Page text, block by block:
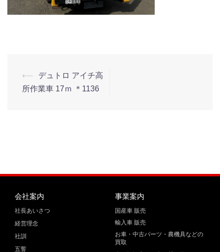
⟵
デュトロ アイチ高
所作業車 17ｍ ＊1136
会社案内
社長あいさつ
経営理念
社訓
五誓
事業案内
国産車 販売
輸入車 販売
お車・中古パーツ・農機具などの
買取